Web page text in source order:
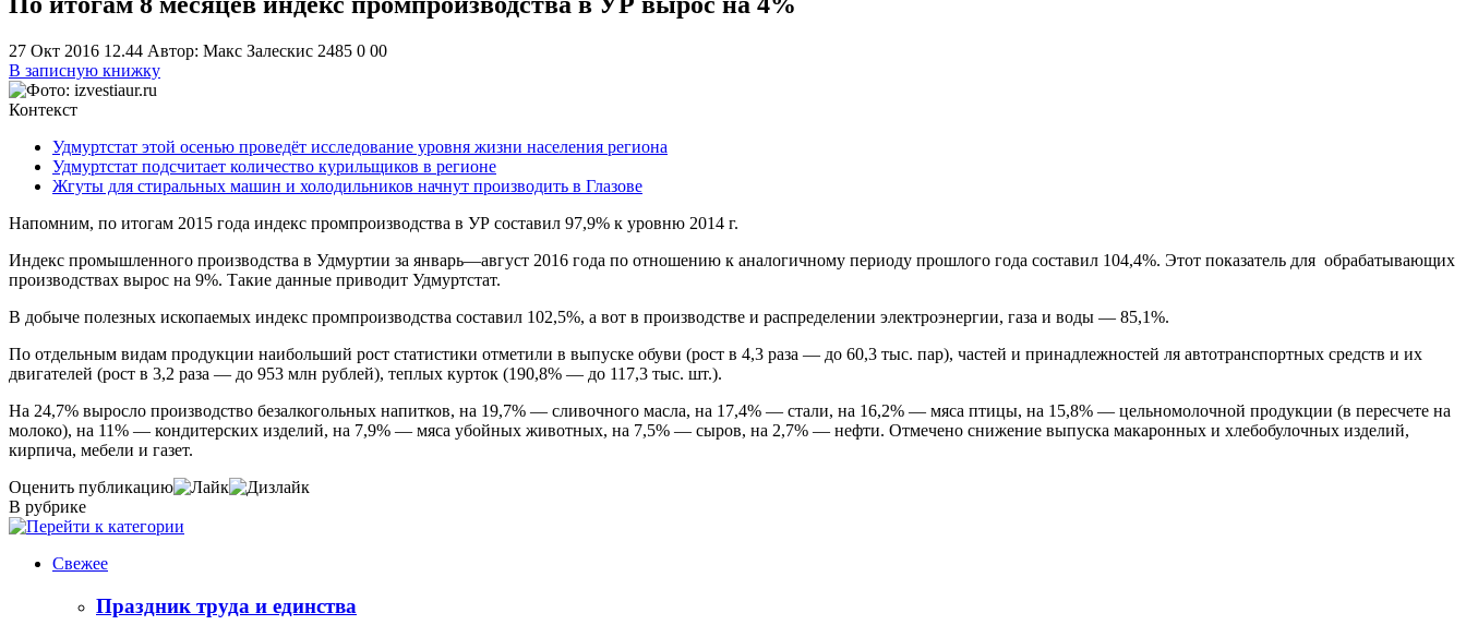
27 Окт 2016 12.44 Автор: Макс Залескис 2485 0 00
В записную книжку
Контекст
Удмуртстат этой осенью проведёт исследование уровня жизни населения региона
Удмуртстат подсчитает количество курильщиков в регионе
Жгуты для стиральных машин и холодильников начнут производить в Глазове
Напомним, по итогам 2015 года индекс промпроизводства в УР составил 97,9% к уровню 2014 г.
Индекс промышленного производства в Удмуртии за январь—август 2016 года по отношению к аналогичному периоду прошлого года составил 104,4%. Этот показатель для обрабатывающих
производствах вырос на 9%. Такие данные приводит Удмуртстат.
В добыче полезных ископаемых индекс промпроизводства составил 102,5%, а вот в производстве и распределении электроэнергии, газа и воды — 85,1%.
По отдельным видам продукции наибольший рост статистики отметили в выпуске обуви (рост в 4,3 раза — до 60,3 тыс. пар), частей и принадлежностей ля автотранспортных средств и их
двигателей (рост в 3,2 раза — до 953 млн рублей), теплых курток (190,8% — до 117,3 тыс. шт.).
На 24,7% выросло производство безалкогольных напитков, на 19,7% — сливочного масла, на 17,4% — стали, на 16,2% — мяса птицы, на 15,8% — цельномолочной продукции (в пересчете на
молоко), на 11% — кондитерских изделий, на 7,9% — мяса убойных животных, на 7,5% — сыров, на 2,7% — нефти. Отмечено снижение выпуска макаронных и хлебобулочных изделий,
кирпича, мебели и газет.
Оценить публикацию
В рубрике
Свежее
Праздник труда и единства